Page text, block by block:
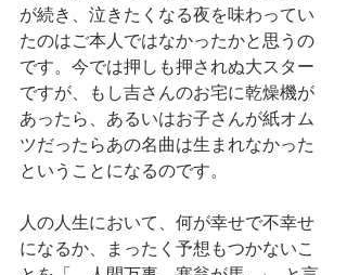
が続き、泣きたくなる夜を味わってい
たのはご本人ではなかったかと思うの
です。今では押しも押されぬ大スター
ですが、もし吉さんのお宅に乾燥機が
あったら、あるいはお子さんが紙オム
ツだったらあの名曲は生まれなかった
ということになるのです。
人の人生において、何が幸せで不幸せ
になるか、まったく予想もつかないこ